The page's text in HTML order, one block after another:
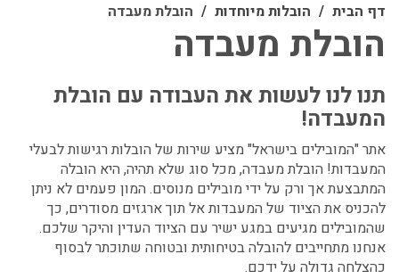
דף הבית הובלות מיוחדות הובלת מעבדה
הובלת מעבדה
תנו לנו לעשות את העבודה עם הובלת
המעבדה!
אתר "המובילים בישראל" מציע שירות של הובלות רגישות לבעלי
המעבדות! הובלת מעבדה, מכל סוג שלא תהיה, היא הובלה
המתבצעת אך ורק על ידי מובילים מנוסים. המון פעמים לא ניתן
להכניס את הציוד של המעבדות אל תוך ארגזים מסודרים, כך
שהמובילים מגיעים במגע ישיר עם הציוד העדין והיקר שלכם.
אנחנו מתחייבים להובלה בטיחותית ובטוחה שתוכתר לבסוף
כהצלחה גדולה על ידכם.